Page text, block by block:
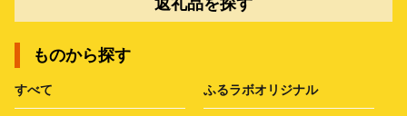
ものから探す
すべて ふるラボオリジナル